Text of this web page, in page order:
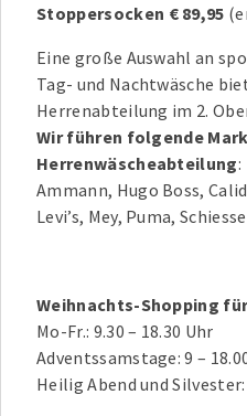
Stoppersocken € 89,95
Eine große Auswahl an
Tag- und Nachtwäsche
Herrenabteilung im 2.
Wir führen folgende
Herrenwäscheabteilung:
Ammann, Hugo Boss,
Levi’s, Mey, Puma,
Weihnachts-Shopping
Mo-Fr.: 9.30 – 18.30 Uhr
Adventssamstage: 9 –
Heilig Abend und Silvester: